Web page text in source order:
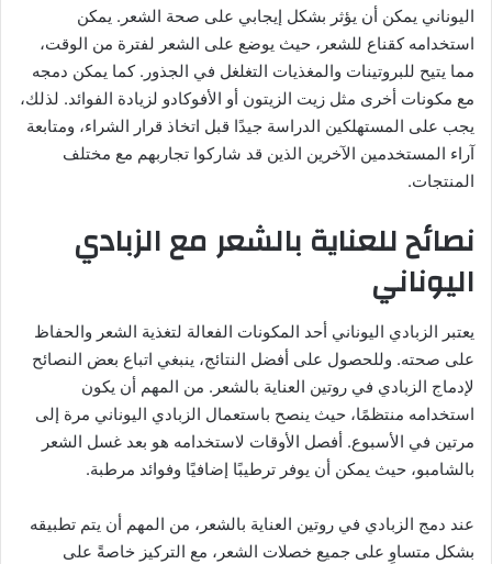
اليوناني يمكن أن يؤثر بشكل إيجابي على صحة الشعر. يمكن
استخدامه كقناع للشعر، حيث يوضع على الشعر لفترة من الوقت،
مما يتيح للبروتينات والمغذيات التغلغل في الجذور. كما يمكن دمجه
مع مكونات أخرى مثل زيت الزيتون أو الأفوكادو لزيادة الفوائد. لذلك،
يجب على المستهلكين الدراسة جيدًا قبل اتخاذ قرار الشراء، ومتابعة
آراء المستخدمين الآخرين الذين قد شاركوا تجاربهم مع مختلف
المنتجات.
نصائح للعناية بالشعر مع الزبادي
اليوناني
يعتبر الزبادي اليوناني أحد المكونات الفعالة لتغذية الشعر والحفاظ
على صحته. وللحصول على أفضل النتائج، ينبغي اتباع بعض النصائح
لإدماج الزبادي في روتين العناية بالشعر. من المهم أن يكون
استخدامه منتظمًا، حيث ينصح باستعمال الزبادي اليوناني مرة إلى
مرتين في الأسبوع. أفصل الأوقات لاستخدامه هو بعد غسل الشعر
بالشامبو، حيث يمكن أن يوفر ترطيبًا إضافيًا وفوائد مرطبة.
عند دمج الزبادي في روتين العناية بالشعر، من المهم أن يتم تطبيقه
بشكل متساوٍ على جميع خصلات الشعر، مع التركيز خاصةً على